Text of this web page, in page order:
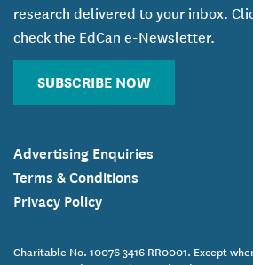
research delivered to your inbox.
check the EdCan e-Newsletter.
SUBSCRIBE NOW
Advertising Enquiries
Terms & Conditions
Privacy Policy
Charitable No. 10076 3416 RR0001. Except